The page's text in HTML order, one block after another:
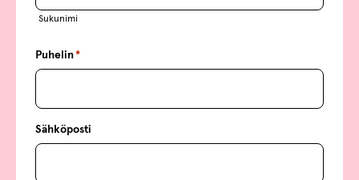
Sukunimi
Puhelin*
Sähköposti